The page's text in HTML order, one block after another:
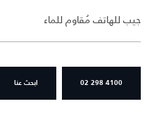
جيب للهاتف مُقاوم للماء
02 298 4100 ابحث عنا